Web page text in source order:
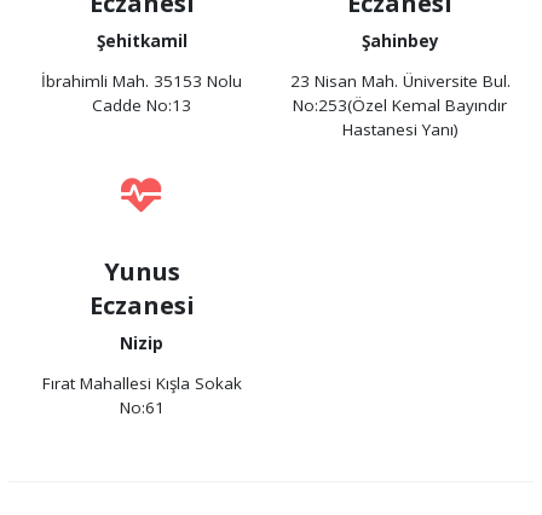
Şehitkamil
İbrahimli Mah. 35153 Nolu
Cadde No:13
Şahinbey
23 Nisan Mah. Üniversite Bul.
No:253(Özel Kemal Bayındır
Hastanesi Yanı)
Yunus
Eczanesi
Nizip
Fırat Mahallesi Kışla Sokak
No:61